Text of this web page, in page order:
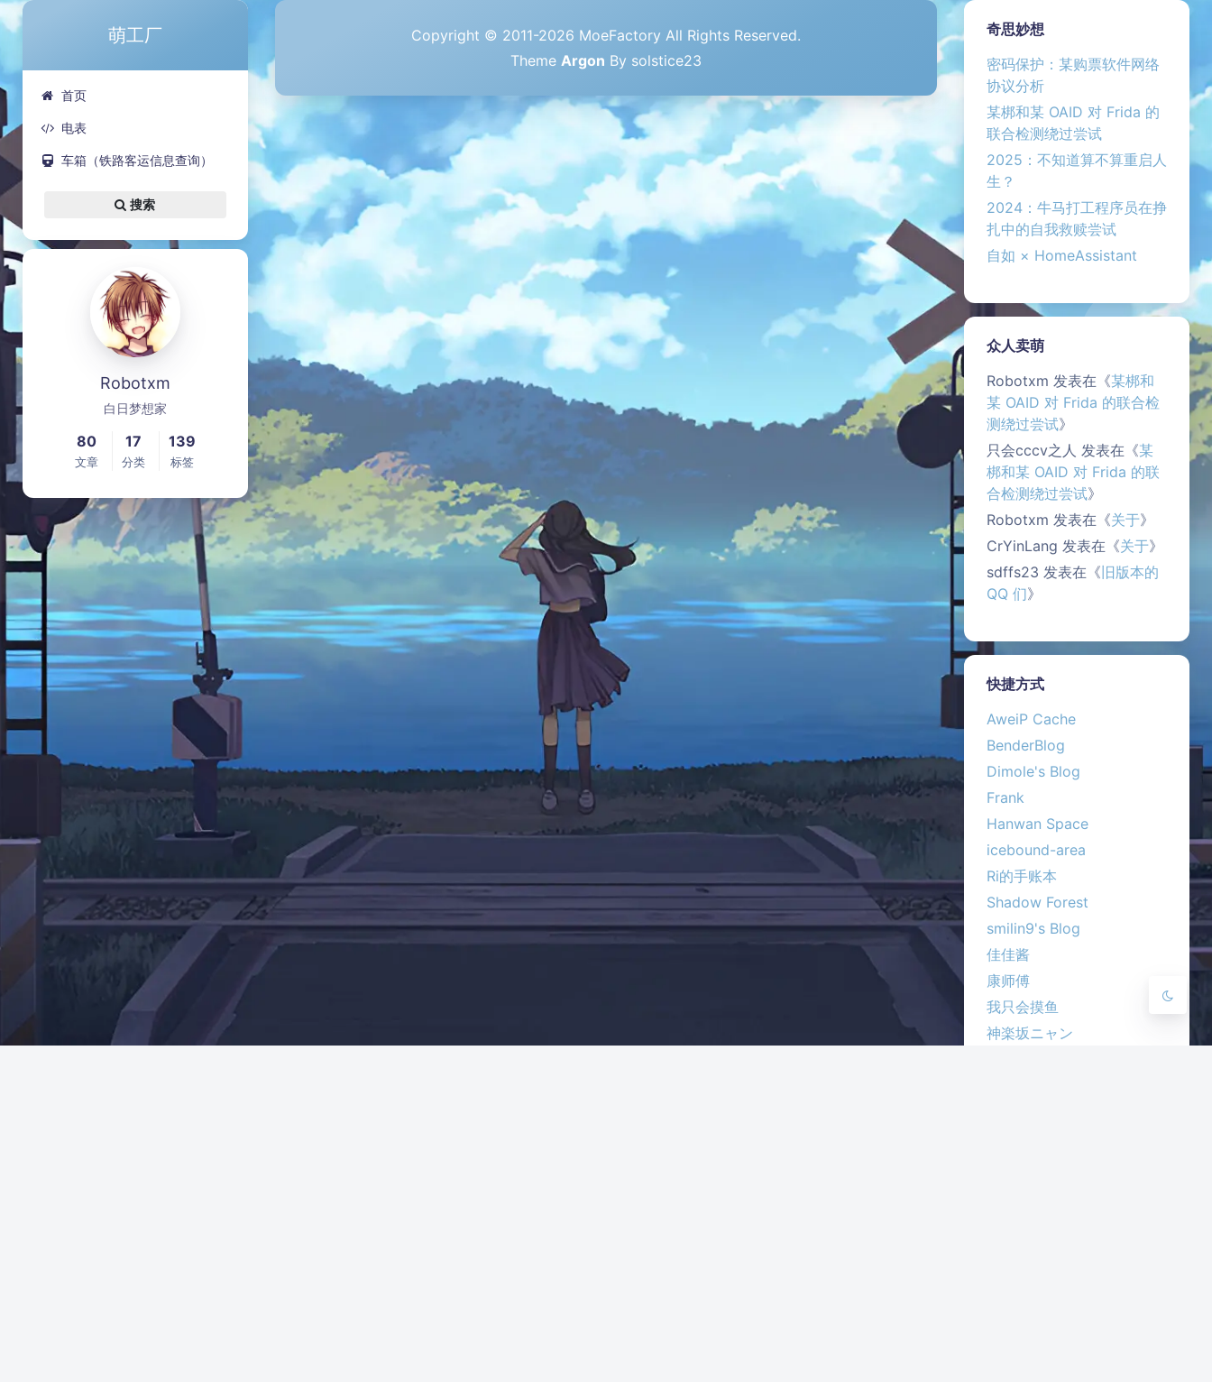
夜间模式
Sans Serif Serif
浅阴影
关闭 暗化
萌工厂
首页
电表
车箱（铁路客运信息查询）
搜索
Robotxm
白日梦想家
80
文章
17
分类
139
标签
奇思妙想
密码保护：某购票软件网络
协议分析
某梆和某 OAID 对 Frida 的
联合检测绕过尝试
2025：不知道算不算重启人
生？
2024：牛马打工程序员在挣
扎中的自我救赎尝试
自如 × HomeAssistant
众人卖萌
Robotxm 发表在《某梆和
某 OAID 对 Frida 的联合检
测绕过尝试》
只会cccv之人 发表在《某
梆和某 OAID 对 Frida 的联
合检测绕过尝试》
Robotxm 发表在《关于》
CrYinLang 发表在《关于》
sdffs23 发表在《旧版本的
QQ 们》
快捷方式
AweiP Cache
BenderBlog
Dimole's Blog
Frank
Hanwan Space
icebound-area
Ri的手账本
Shadow Forest
smilin9's Blog
佳佳酱
康师傅
我只会摸鱼
神楽坂ニャン
Copyright © 2011-2026 MoeFactory All Rights Reserved.
Theme Argon By solstice23